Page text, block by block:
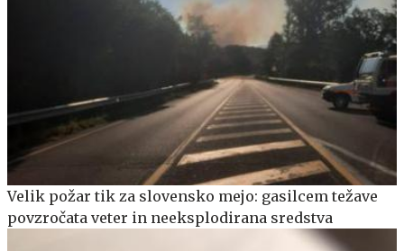
Velik požar tik za slovensko mejo: gasilcem težave
povzročata veter in neeksplodirana sredstva